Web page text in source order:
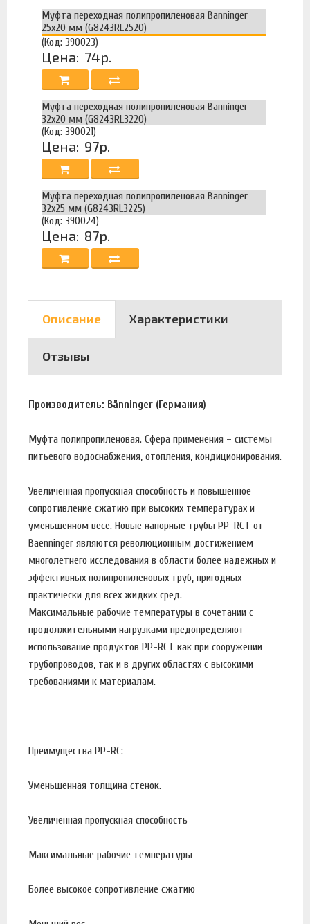
Муфта переходная полипропиленовая Banninger
25х20 мм (G8243RL2520)
(Код: 390023)
Цена: 74р.
Муфта переходная полипропиленовая Banninger
32х20 мм (G8243RL3220)
(Код: 390021)
Цена: 97р.
Муфта переходная полипропиленовая Banninger
32х25 мм (G8243RL3225)
(Код: 390024)
Цена: 87р.
Описание Характеристики
Отзывы
Производитель: Bänninger (Германия)
Муфта полипропиленовая. Сфера применения – системы
питьевого водоснабжения, отопления, кондиционирования.
Увеличенная пропускная способность и повышенное
сопротивление сжатию при высоких температурах и
уменьшенном весе. Новые напорные трубы PP-RCT от
Baenninger являются революционным достижением
многолетнего исследования в области более надежных и
эффективных полипропиленовых труб, пригодных
практически для всех жидких сред.
Максимальные рабочие температуры в сочетании с
продолжительными нагрузками предопределяют
использование продуктов PP-RCT как при сооружении
трубопроводов, так и в других областях с высокими
требованиями к материалам.
Преимущества PP-RC:
Уменьшенная толщина стенок.
Увеличенная пропускная способность
Максимальные рабочие температуры
Более высокое сопротивление сжатию